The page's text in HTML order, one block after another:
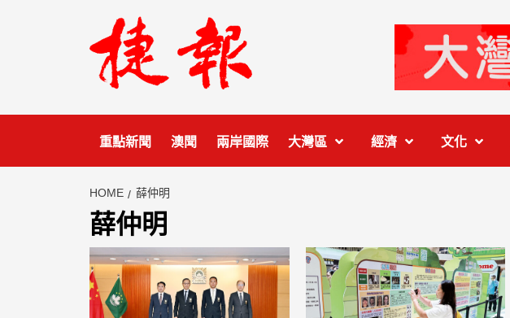
重點新聞 澳聞 兩岸國際 大灣區 經濟 文化
HOME 薛仲明
薛仲明